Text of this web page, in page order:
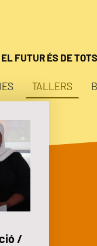
EL FUTUR ÉS DE
TALLERS
/